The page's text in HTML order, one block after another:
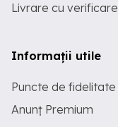
Livrare cu
Informații utile
Puncte de fidelitate
Anunț Premium